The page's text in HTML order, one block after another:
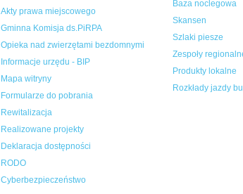
Akty prawa miejscowego
Gminna Komisja ds.PiRPA
Opieka nad zwierzętami bezdomnymi
Informacje urzędu - BIP
Mapa witryny
Formularze do pobrania
Rewitalizacja
Realizowane projekty
Deklaracja dostępności
RODO
Cyberbezpieczeństwo
Baza noclegowa
Skansen
Szlaki piesze
Zespoły
Produkty lokalne
Rozkłady jazdy